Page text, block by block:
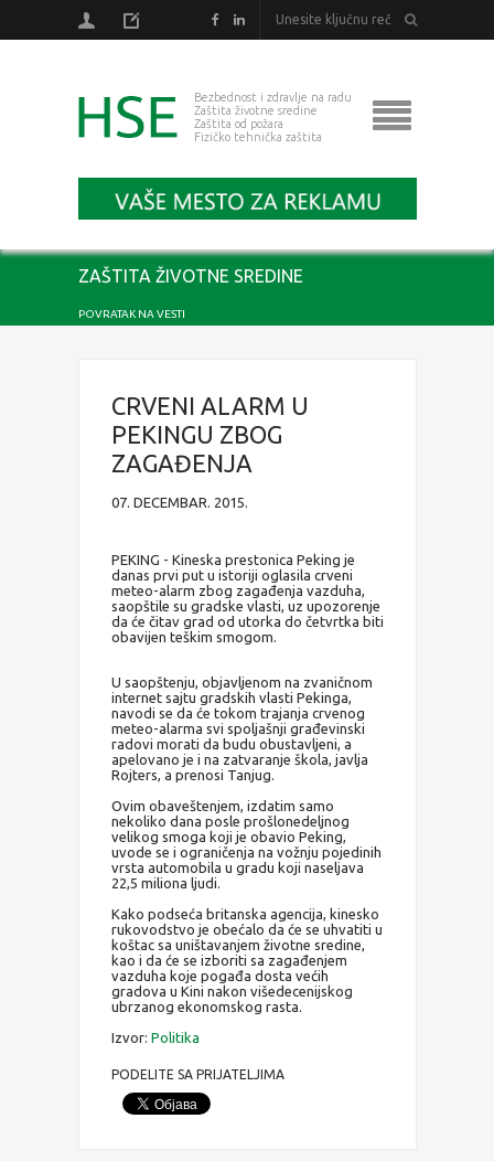
Bezbednost i zdravlje na radu
Zaštita životne sredine
Zaštita od požara
Fizičko tehnička zaštita
ZAŠTITA ŽIVOTNE SREDINE
POVRATAK NA VESTI
CRVENI ALARM U
PEKINGU ZBOG
ZAGAĐENJA
07. DECEMBAR. 2015.
PEKING - Kineska prestonica Peking je
danas prvi put u istoriji oglasila crveni
meteo-alarm zbog zagađenja vazduha,
saopštile su gradske vlasti, uz upozorenje
da će čitav grad od utorka do četvrtka biti
obavijen teškim smogom.
U saopštenju, objavljenom na zvaničnom
internet sajtu gradskih vlasti Pekinga,
navodi se da će tokom trajanja crvenog
meteo-alarma svi spoljašnji građevinski
radovi morati da budu obustavljeni, a
apelovano je i na zatvaranje škola, javlja
Rojters, a prenosi Tanjug.
Ovim obaveštenjem, izdatim samo
nekoliko dana posle prošlonedeljnog
velikog smoga koji je obavio Peking,
uvode se i ograničenja na vožnju pojedinih
vrsta automobila u gradu koji naseljava
22,5 miliona ljudi.
Kako podseća britanska agencija, kinesko
rukovodstvo je obećalo da će se uhvatiti u
koštac sa uništavanjem životne sredine,
kao i da će se izboriti sa zagađenjem
vazduha koje pogađa dosta većih
gradova u Kini nakon višedecenijskog
ubrzanog ekonomskog rasta.
Izvor: Politika
PODELITE SA PRIJATELJIMA